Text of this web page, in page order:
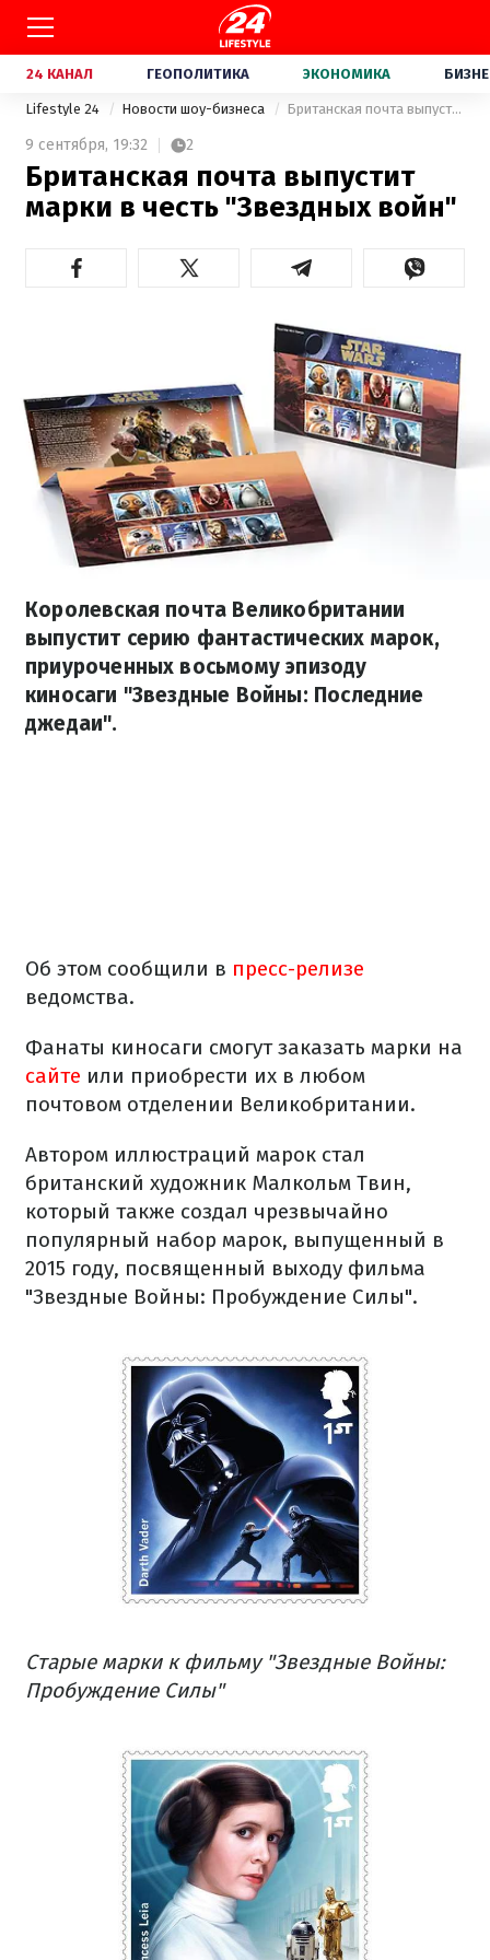
24 КАНАЛ ГЕОПОЛИТИКА ЭКОНОМИКА
Lifestyle 24 Новости шоу-бизнеса Британская почта выпустит марки в честь "Звездных войн"
9 сентября, 19:32 2
Британская почта выпустит
марки в честь "Звездных войн"
Королевская почта Великобритании
выпустит серию фантастических марок,
приуроченных восьмому эпизоду
киносаги "Звездные Войны: Последние
джедаи".
Об этом сообщили в пресс-релизе
ведомства.
Фанаты киносаги смогут заказать марки на
сайте или приобрести их в любом
почтовом отделении Великобритании.
Автором иллюстраций марок стал
британский художник Малкольм Твин,
который также создал чрезвычайно
популярный набор марок, выпущенный в
2015 году, посвященный выходу фильма
"Звездные Войны: Пробуждение Силы".
Старые марки к фильму "Звездные Войны:
Пробуждение Силы"